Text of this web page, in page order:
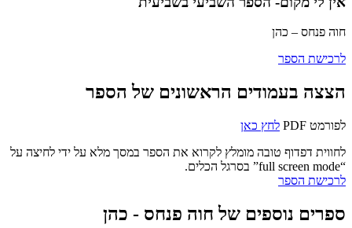
חוה פנחס – כהן
לרכישת הספר
הצצה בעמודים הראשונים של הספר
לפורמט PDF
לחץ כאן
לחווית דפדוף טובה מומלץ לקרוא את הספר במסך מלא על ידי לחיצה על
“full screen mode” בסרגל הכלים.
לרכישת הספר
ספרים נוספים של חוה פנחס - כהן